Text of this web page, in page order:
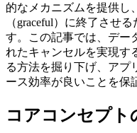
的なメカニズムを提供し
（graceful）に終了させ
す。この記事では、デー
れたキャンセルを実現す
る方法を掘り下げ、アプ
ース効率が良いことを保
コアコンセプト